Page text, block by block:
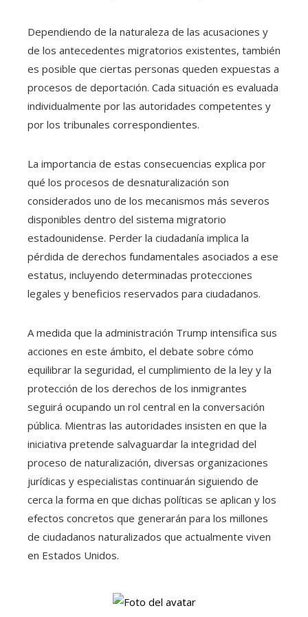
Dependiendo de la naturaleza de las acusaciones y
de los antecedentes migratorios existentes, también
es posible que ciertas personas queden expuestas a
procesos de deportación. Cada situación es evaluada
individualmente por las autoridades competentes y
por los tribunales correspondientes.
La importancia de estas consecuencias explica por
qué los procesos de desnaturalización son
considerados uno de los mecanismos más severos
disponibles dentro del sistema migratorio
estadounidense. Perder la ciudadanía implica la
pérdida de derechos fundamentales asociados a ese
estatus, incluyendo determinadas protecciones
legales y beneficios reservados para ciudadanos.
A medida que la administración Trump intensifica sus
acciones en este ámbito, el debate sobre cómo
equilibrar la seguridad, el cumplimiento de la ley y la
protección de los derechos de los inmigrantes
seguirá ocupando un rol central en la conversación
pública. Mientras las autoridades insisten en que la
iniciativa pretende salvaguardar la integridad del
proceso de naturalización, diversas organizaciones
jurídicas y especialistas continuarán siguiendo de
cerca la forma en que dichas políticas se aplican y los
efectos concretos que generarán para los millones
de ciudadanos naturalizados que actualmente viven
en Estados Unidos.